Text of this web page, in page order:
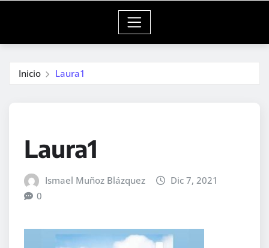
Inicio Laura1
Laura1
Ismael Muñoz Blázquez
Dic 7, 2021
0